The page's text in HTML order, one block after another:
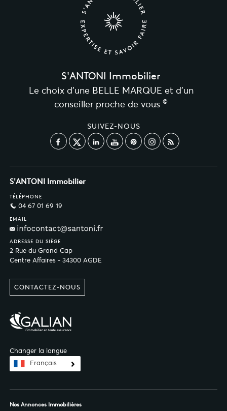
S'ANTONI Immobilier
Le choix d’une BELLE MARQUE et d’un
conseiller proche de vous ©
SUIVEZ-NOUS
S'ANTONI Immobilier
TÉLÉPHONE
04 67 01 69 19
EMAIL
ADRESSE DU SIÈGE
2 Rue du Grand Cap
Centre Affaires - 34300 AGDE
CONTACTEZ-NOUS
Changer la langue
Français
Nos Annonces Immobilières